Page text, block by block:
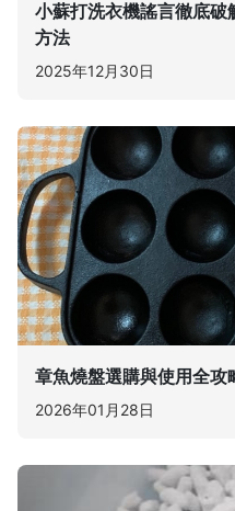
小蘇打洗衣機謠言徹底
方法
2025年12月30日
章魚燒盤選購與使用全
2026年01月28日